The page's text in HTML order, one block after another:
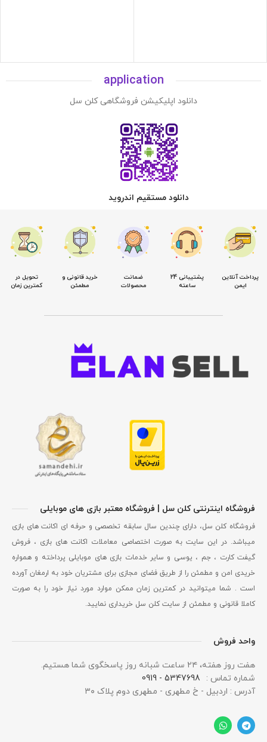
application
دانلود اپلیکیشن فروشگاهی کلن سل
دانلود مستقیم اندروید
پرداخت آنلاین
ایمن
پشتیبانی 24
ساعته
ضمانت
محصولات
خرید قانونی و
مطمئن
تحویل در
کمترین زمان
فروشگاه اینترنتی کلن سل | فروشگاه معتبر بازی های موبایلی
فروشگاه کلن سل، دارای چندین سال سابقه تخصصی و حرفه ای اکانت های بازی
میباشد. در این سایت به صورت اختصاصی معاملات اکانت های بازی ، فروش
گیفت کارت ، جم ، یوسی و سایر خدمات بازی های موبایلی پرداخته و همواره
خریدی امن و مطمئن را از طریق فضای مجازی برای مشتریان خود به ارمغان آورده
است . شما میتوانید در کمترین زمان ممکن موارد مورد نیاز خود را به صورت
کاملا قانونی و مطمئن از سایت کلن سل خریداری نمایید.
واحد فروش
هفت روز هفته، ۲۴ ساعت شبانه‌ روز پاسخگوی شما هستیم.
شماره تماس :
5347698 - 0919
آدرس : اردبیل - خ مطهری - مطهری دوم پلاک ۳۰